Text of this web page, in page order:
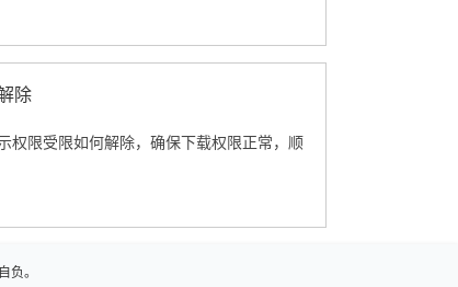
除
权限受限如何解除，确保下载权限正常，顺
负。